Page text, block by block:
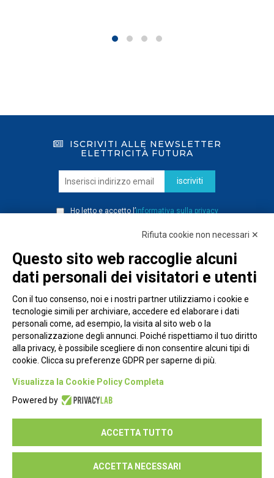
ISCRIVITI ALLE NEWSLETTER
ELETTRICITÀ FUTURA
iscriviti
Ho letto e accetto l’informativa sulla privacy
Piazza Alessandria, 24 - 00198 Roma
Privacy Policy
Seguici su:
Rifiuta cookie non necessari ✕
Questo sito web raccoglie alcuni
dati personali dei visitatori e utenti
Con il tuo consenso, noi e i nostri partner utilizziamo i cookie e
tecnologie simili per archiviare, accedere ed elaborare i dati
personali come, ad esempio, la visita al sito web o la
personalizzazione degli annunci. Poiché rispettiamo il tuo diritto
alla privacy, è possibile scegliere di non consentire alcuni tipi di
cookie. Clicca su preferenze GDPR per saperne di più.
Visualizza la Cookie Policy Completa
Powered by
ACCETTA TUTTO
ACCETTA NECESSARI